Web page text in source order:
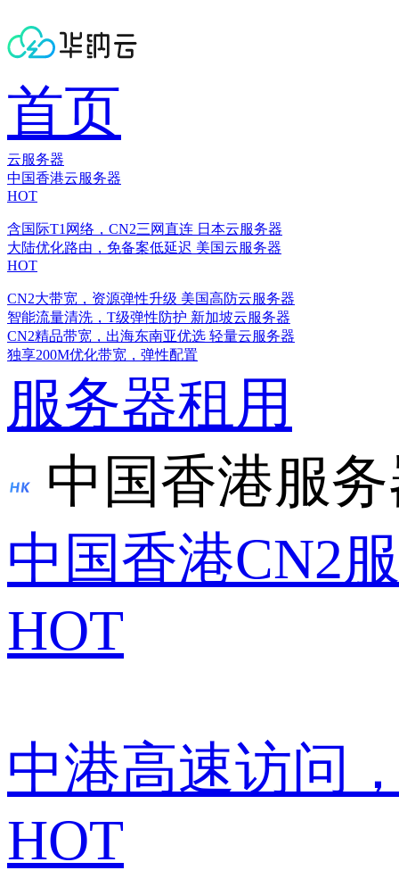
首页
云服务器
中国香港云服务器
HOT
含国际T1网络，CN2三网直连 日本云服务器
大陆优化路由，免备案低延迟 美国云服务器
HOT
CN2大带宽，资源弹性升级 美国高防云服务器
智能流量清洗，T级弹性防护 新加坡云服务器
CN2精品带宽，出海东南亚优选 轻量云服务器
独享200M优化带宽，弹性配置
服务器租用
中国香港服
中国香港CN2
HOT
中港高速访问
HOT